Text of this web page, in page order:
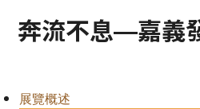
奔流不息—嘉義
展覽概述